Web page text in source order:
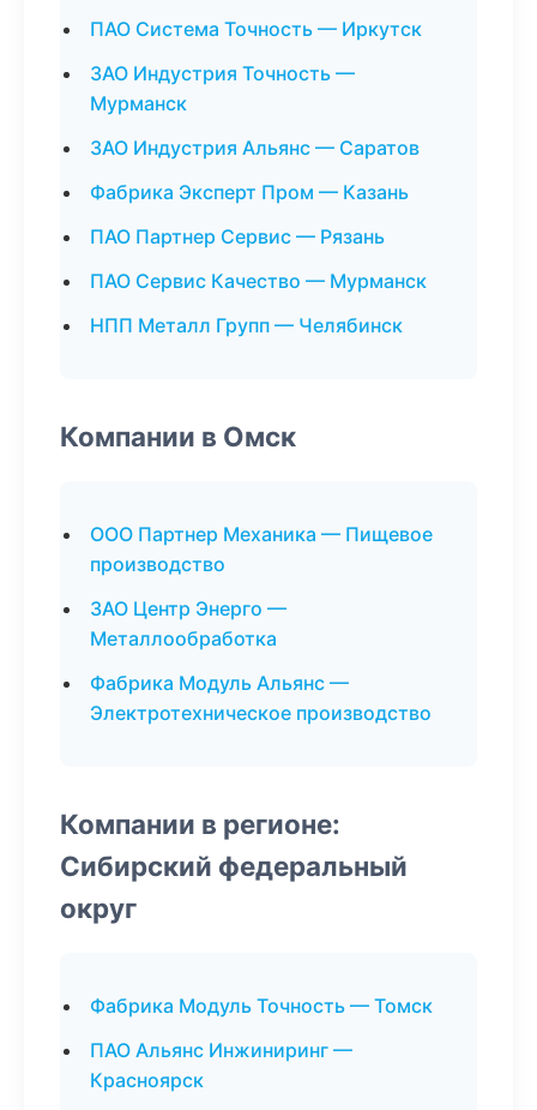
ПАО Система Точность — Иркутск
ЗАО Индустрия Точность —
Мурманск
ЗАО Индустрия Альянс — Саратов
Фабрика Эксперт Пром — Казань
ПАО Партнер Сервис — Рязань
ПАО Сервис Качество — Мурманск
НПП Металл Групп — Челябинск
Компании в Омск
ООО Партнер Механика — Пищевое
производство
ЗАО Центр Энерго —
Металлообработка
Фабрика Модуль Альянс —
Электротехническое производство
Компании в регионе:
Сибирский федеральный
округ
Фабрика Модуль Точность — Томск
ПАО Альянс Инжиниринг —
Красноярск